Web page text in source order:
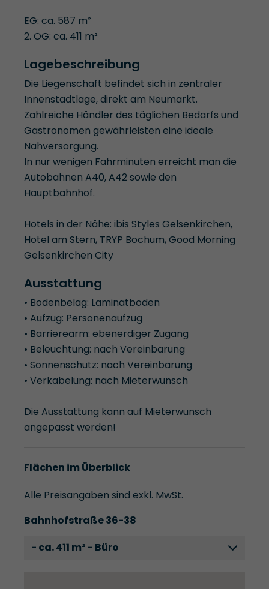
EG: ca. 587 m²
2. OG: ca. 411 m²
Lagebeschreibung
Die Liegenschaft befindet sich in zentraler
Innenstadtlage, direkt am Neumarkt.
Zahlreiche Händler des täglichen Bedarfs und
Gastronomen gewährleisten eine ideale
Nahversorgung.
In nur wenigen Fahrminuten erreicht man die
Autobahnen A40, A42 sowie den
Hauptbahnhof.
Hotels in der Nähe: ibis Styles Gelsenkirchen,
Hotel am Stern, TRYP Bochum, Good Morning
Gelsenkirchen City
Ausstattung
• Bodenbelag: Laminatboden
• Aufzug: Personenaufzug
• Barrierearm: ebenerdiger Zugang
• Beleuchtung: nach Vereinbarung
• Sonnenschutz: nach Vereinbarung
• Verkabelung: nach Mieterwunsch
Die Ausstattung kann auf Mieterwunsch
angepasst werden!
Flächen im Überblick
Alle Preisangaben sind exkl. MwSt.
Bahnhofstraße 36-38
- ca. 411 m² - Büro